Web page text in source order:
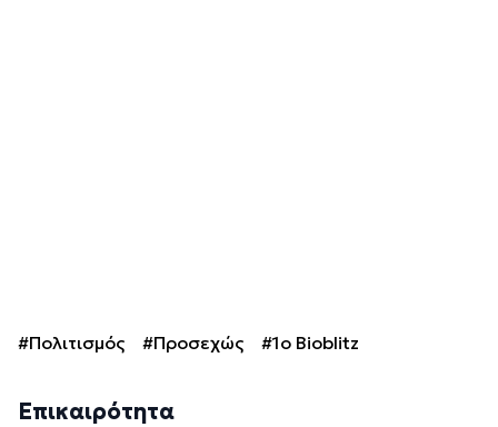
#Πολιτισμός #Προσεχώς #1ο Bioblitz
Επικαιρότητα